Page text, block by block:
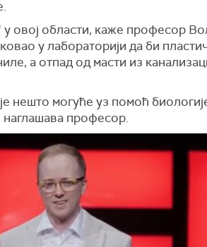
у овој области, каже професор
у лабораторији да би
а отпад од масти из
нешто могуће уз помоћ
наглашава професор.